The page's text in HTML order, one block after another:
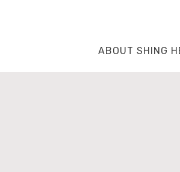
ABOUT SHING